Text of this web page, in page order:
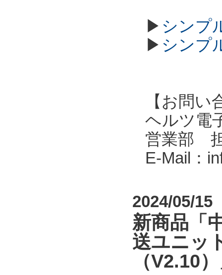
▶ シンプ
▶ シンプ
【お問い
ヘルツ電
営業部
E-Mail：
2024/05/15
新商品「
送ユニッ
（V2.10